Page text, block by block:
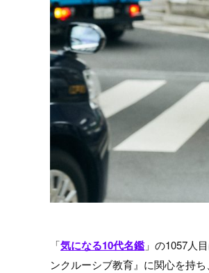
「気になる10代名鑑 」の1057人目
ンクルーシブ教育』に関心を持